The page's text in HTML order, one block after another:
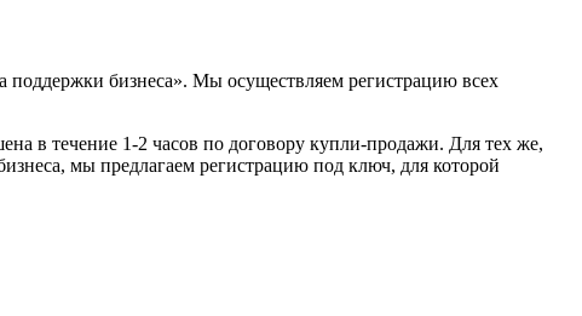
поддержки бизнеса». Мы осуществляем регистрацию всех
в течение 1-2 часов по договору купли-продажи. Для тех же,
мы предлагаем регистрацию под ключ, для которой